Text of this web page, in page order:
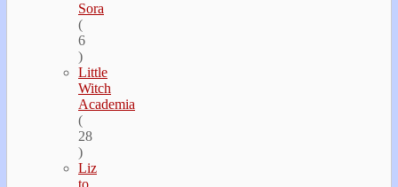
Sora
(
6
)
Little
Witch
Academia
(
28
)
Liz
to